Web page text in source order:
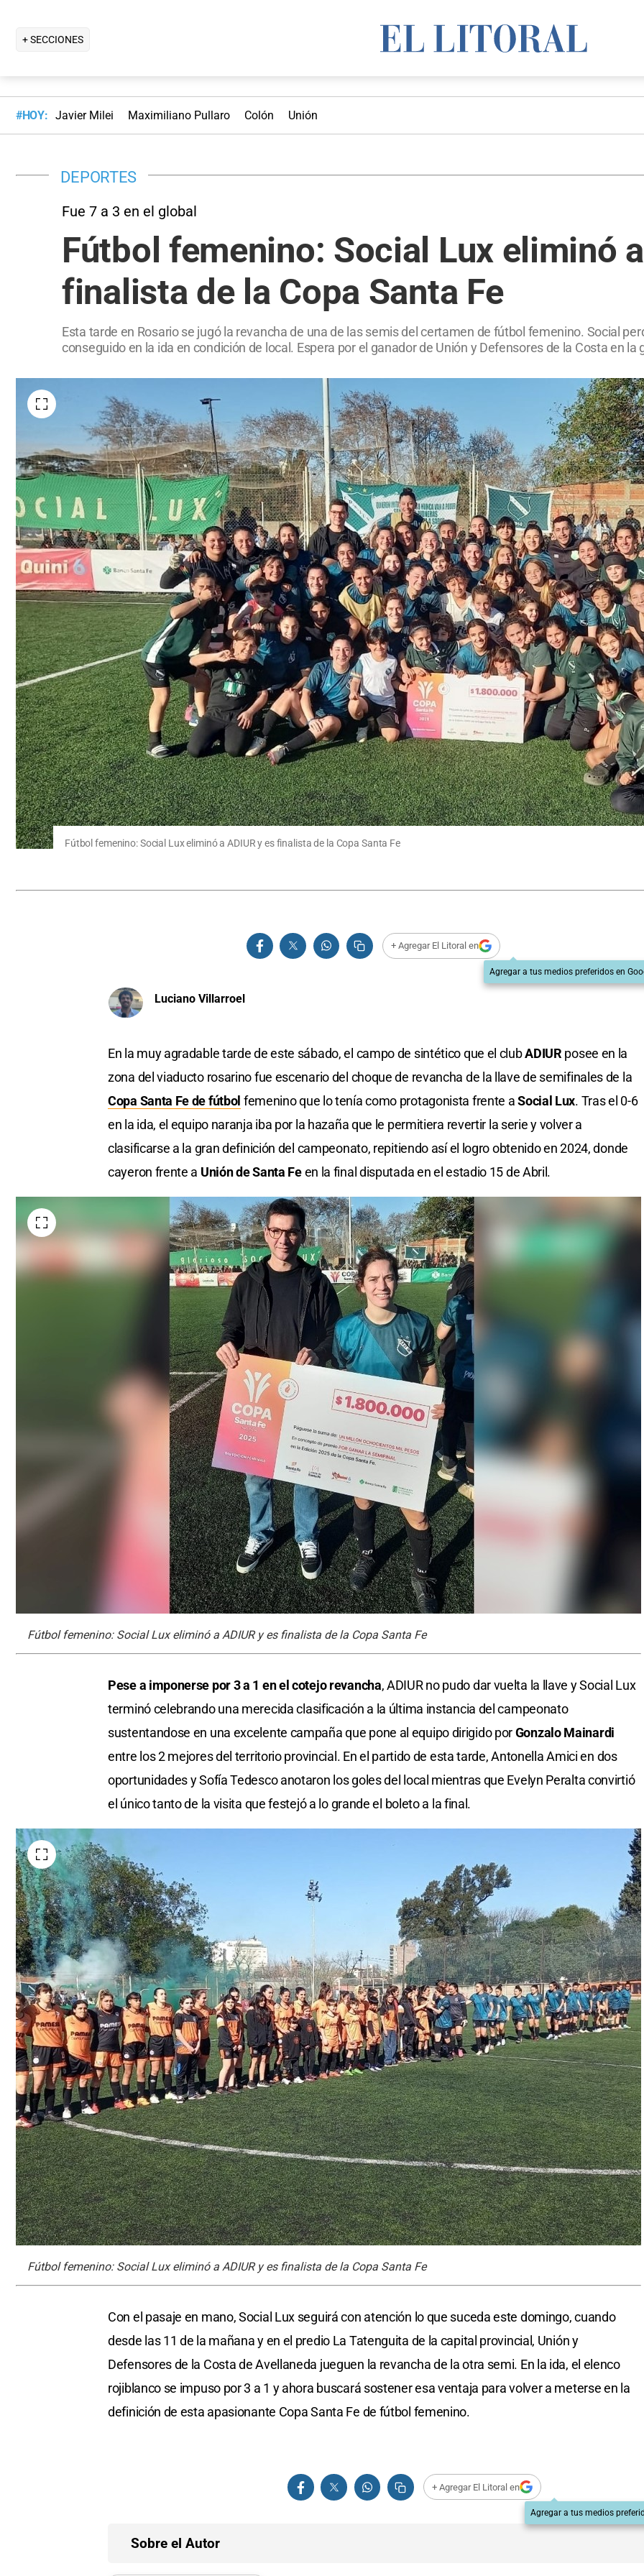
+ SECCIONES
#HOY: Javier Milei Maximiliano Pullaro Colón Unión
DEPORTES
Fue 7 a 3 en el global
Fútbol femenino: Social Lux eliminó
finalista de la Copa Santa Fe
Esta tarde en Rosario se jugó la revancha de una de las semis del certamen de fútbol femenino. Social
conseguido en la ida en condición de local. Espera por el ganador de Unión y Defensores de la Costa en la
Fútbol femenino: Social Lux eliminó a ADIUR y es finalista de la Copa Santa Fe
+ Agregar El Litoral en
Agregar a tus medios preferidos en
Luciano Villarroel
En la muy agradable tarde de este sábado, el campo de sintético que el clubADIUR posee en la
zona del viaducto rosarino fue escenario del choque de revancha de la llave de semifinales de la
Copa Santa Fe de fútbol femenino que lo tenía como protagonista frente aSocial Lux. Tras el 0-6
en la ida, el equipo naranja iba por la hazaña que le permitiera revertir la serie y volver a
clasificarse a la gran definición del campeonato, repitiendo así el logro obtenido en 2024, donde
cayeron frente a Unión de Santa Feen la final disputada en el estadio 15 de Abril.
Fútbol femenino: Social Lux eliminó a ADIUR y es finalista de la Copa Santa Fe
Pese a imponerse por 3 a 1 en el cotejo revancha, ADIUR no pudo dar vuelta la llave y Social Lux
terminó celebrando una merecida clasificación a la última instancia del campeonato
sustentandose en una excelente campaña que pone al equipo dirigido porGonzalo Mainardi
entre los 2 mejores del territorio provincial. En el partido de esta tarde, Antonella Amici en dos
oportunidades y Sofía Tedesco anotaron los goles del local mientras que Evelyn Peralta convirtió
el único tanto de la visita que festejó a lo grande el boleto a la final.
Fútbol femenino: Social Lux eliminó a ADIUR y es finalista de la Copa Santa Fe
Con el pasaje en mano, Social Lux seguirá con atención lo que suceda este domingo, cuando
desde las 11 de la mañana y en el predio La Tatenguita de la capital provincial, Unión y
Defensores de la Costa de Avellaneda jueguen la revancha de la otra semi. En la ida, el elenco
rojiblanco se impuso por 3 a 1 y ahora buscará sostener esa ventaja para volver a meterse en la
definición de esta apasionante Copa Santa Fe de fútbol femenino.
+ Agregar El Litoral en
Agregar a tus medios
Sobre el Autor